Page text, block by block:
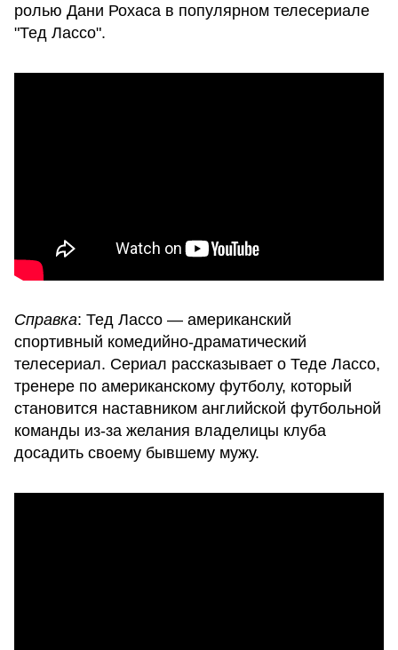
ролью Дани Рохаса в популярном телесериале
"Тед Лассо".
Справка: Тед Лассо — американский
спортивный комедийно-драматический
телесериал. Сериал рассказывает о Теде Лассо,
тренере по американскому футболу, который
становится наставником английской футбольной
команды из-за желания владелицы клуба
досадить своему бывшему мужу.